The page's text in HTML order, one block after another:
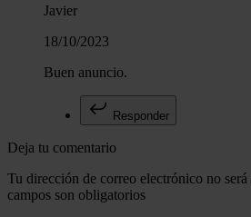
Javier
18/10/2023
Buen anuncio.
Responder
Deja tu comentario
Tu dirección de correo electrónico no
campos son obligatorios